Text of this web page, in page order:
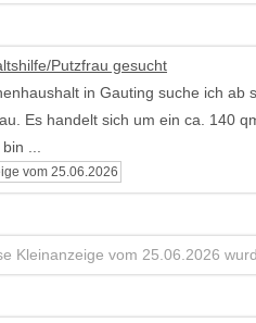
Putzfrau gesucht
in Gauting suche ich ab
Es handelt sich um ein ca. 140
...
vom 25.06.2026
Kleinanzeige vom 25.06.2026